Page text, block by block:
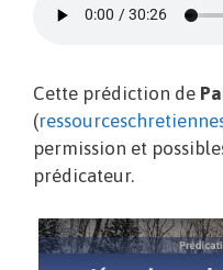
Cette prédiction de
(
permission et
prédicateur.